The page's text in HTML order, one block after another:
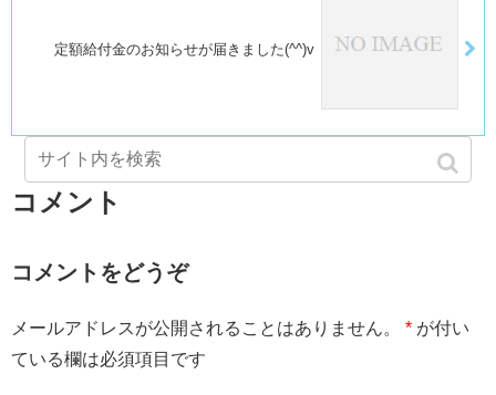
定額給付金のお知らせが届きました(^^)v
コメント
コメントをどうぞ
メールアドレスが公開されることはありません。 * が付い
ている欄は必須項目です